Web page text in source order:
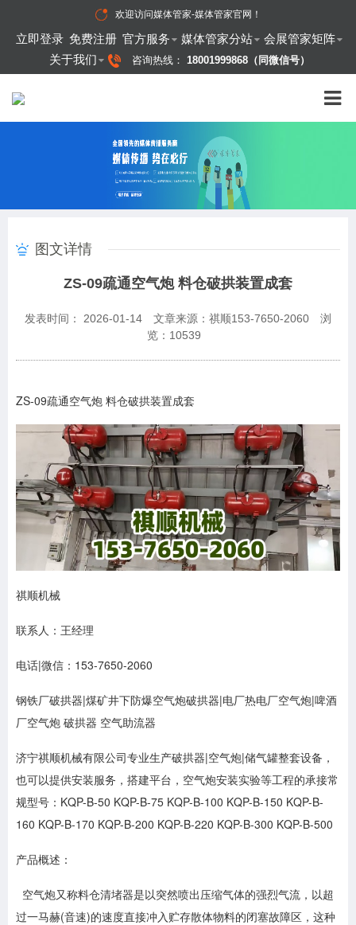
欢迎访问媒体管家-媒体管家官网 ！
立即登录 免费注册 官方服务 媒体管家分站
会展管家矩阵
关于我们
咨询热线： 18001999868（同微信号）
图文详情
ZS-09疏通空气炮 料仓破拱装置成套
发表时间： 2026-01-14 文章来源：祺顺153-7650-2060
浏
览： 10539
ZS-09疏通空气炮 料仓破拱装置成套
祺顺机械
联系人：王经理
电话|微信：153-7650-2060
钢铁厂破拱器|煤矿井下防爆空气炮破拱器|电厂热电厂空气炮|啤酒
厂空气炮 破拱器 空气助流器
济宁祺顺机械有限公司专业生产破拱器|空气炮|储气罐整套设备，
也可以提供安装服务，搭建平台，空气炮安装实验等工程的承接常
规型号：KQP-B-50 KQP-B-75 KQP-B-100 KQP-B-150 KQP-B-
160 KQP-B-170 KQP-B-200 KQP-B-220 KQP-B-300 KQP-B-500
产品概述：
空气炮又称料仓清堵器是以突然喷出压缩气体的强烈气流，以超
过一马赫(音速)的速度直接冲入贮存散体物料的闭塞故障区，这种